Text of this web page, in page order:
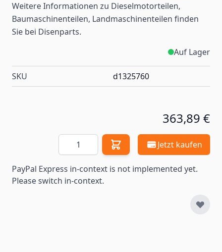
Weitere Informationen zu Dieselmotorteilen,
Baumaschinenteilen, Landmaschinenteilen finden
Sie bei Disenparts.
Auf Lager
SKU d1325760
363,89 €
Menge Jetzt kaufen
PayPal Express in-context is not implemented yet.
Please switch in-context.